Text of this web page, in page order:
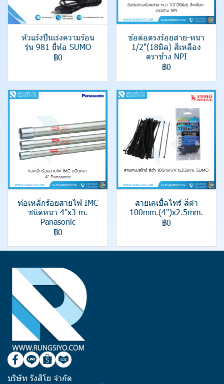
หัวแร้งปืนเร่งความร้อน
รุ่น 981 ยี่ห้อ SUMO
฿0
ข้อต่อตรงร้อยสาย-หนา
1/2"(18มิล) สีเหลือง
ตราช้าง NPI
฿0
ท่อเหล็กร้อยสายไฟ IMC
ชนิดหนา 4"x3 m.
Panasonic
฿0
สายเคเบิ้ลไทร์ สีดำ
100mm.(4")x2.5mm.
฿0
บริษัท รังสิโย จำกัด